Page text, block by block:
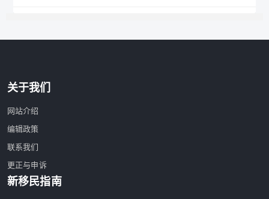
关于我们
网站介绍
编辑政策
联系我们
更正与申诉
新移民指南